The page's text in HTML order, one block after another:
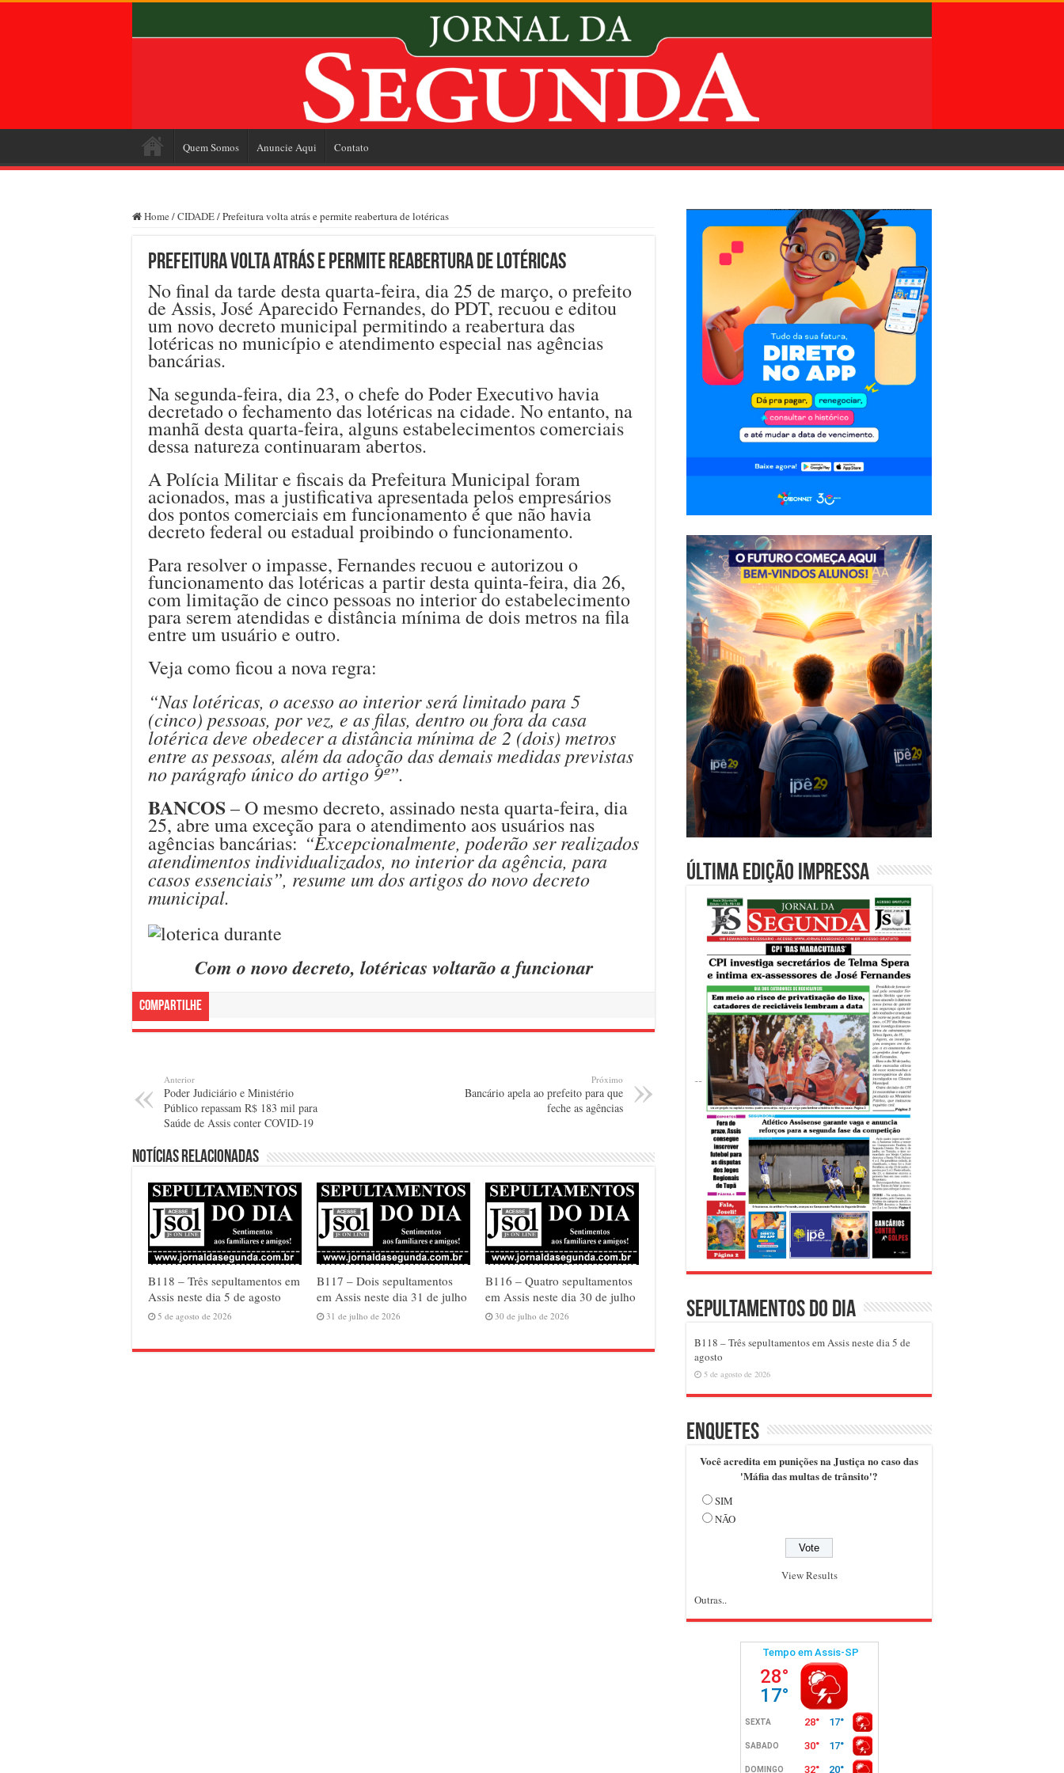
Quem Somos Anuncie Aqui Contato
Home /CIDADE/Prefeitura volta atrás e permite reabertura de lotéricas
Prefeitura volta atrás e permite reabertura de lotéricas
No final da tarde desta quarta-feira, dia 25 de março, o prefeito
de Assis, José Aparecido Fernandes, do PDT, recuou e editou
um novo decreto municipal permitindo a reabertura das
lotéricas no município e atendimento especial nas agências
bancárias.
Na segunda-feira, dia 23, o chefe do Poder Executivo havia
decretado o fechamento das lotéricas na cidade. No entanto, na
manhã desta quarta-feira, alguns estabelecimentos comerciais
dessa natureza continuaram abertos.
A Polícia Militar e fiscais da Prefeitura Municipal foram
acionados, mas a justificativa apresentada pelos empresários
dos pontos comerciais em funcionamento é que não havia
decreto federal ou estadual proibindo o funcionamento.
Para resolver o impasse, Fernandes recuou e autorizou o
funcionamento das lotéricas a partir desta quinta-feira, dia 26,
com limitação de cinco pessoas no interior do estabelecimento
para serem atendidas e distância mínima de dois metros na fila
entre um usuário e outro.
Veja como ficou a nova regra:
“Nas lotéricas, o acesso ao interior será limitado para 5
(cinco) pessoas, por vez, e as filas, dentro ou fora da casa
lotérica deve obedecer a distância mínima de 2 (dois) metros
entre as pessoas, além da adoção das demais medidas previstas
no parágrafo único do artigo 9º”.
BANCOS– O mesmo decreto, assinado nesta quarta-feira, dia
25, abre uma exceção para o atendimento aos usuários nas
agências bancárias: “Excepcionalmente, poderão ser realizados
atendimentos individualizados, no interior da agência, para
casos essenciais”, resume um dos artigos do novo decreto
municipal.
Com o novo decreto, lotéricas voltarão a funcionar
Compartilhe
Anterior
Poder Judiciário e Ministério
Público repassam R$ 183 mil para
Saúde de Assis conter COVID-19
Próximo
Bancário apela ao prefeito para que
feche as agências
Notícias relacionadas
B118 – Três sepultamentos em
Assis neste dia 5 de agosto
5 de agosto de 2026
B117 – Dois sepultamentos
em Assis neste dia 31 de julho
31 de julho de 2026
B116 – Quatro sepultamentos
em Assis neste dia 30 de julho
30 de julho de 2026
Última edição impressa
Sepultamentos do dia
B118 – Três sepultamentos em Assis neste dia 5 de
agosto
5 de agosto de 2026
Enquetes
Você acredita em punições na Justiça no caso das
'Máfia das multas de trânsito'?
SIM
NÃO
View Results
Outras..